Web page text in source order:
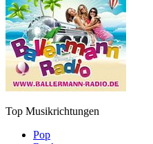
Top Musikrichtungen
Pop